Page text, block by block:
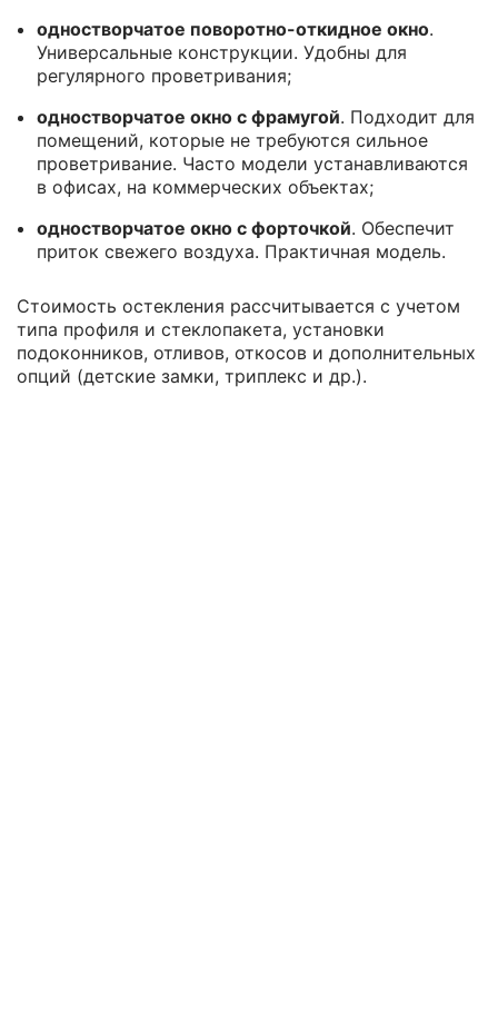
одностворчатое поворотно-откидное окно.
Универсальные конструкции. Удобны для
регулярного проветривания;
одностворчатое окно с фрамугой. Подходит для
помещений, которые не требуются сильное
проветривание. Часто модели устанавливаются
в офисах, на коммерческих объектах;
одностворчатое окно с форточкой. Обеспечит
приток свежего воздуха. Практичная модель.
Стоимость остекления рассчитывается с учетом
типа профиля и стеклопакета, установки
подоконников, отливов, откосов и дополнительных
опций (детские замки, триплекс и др.).